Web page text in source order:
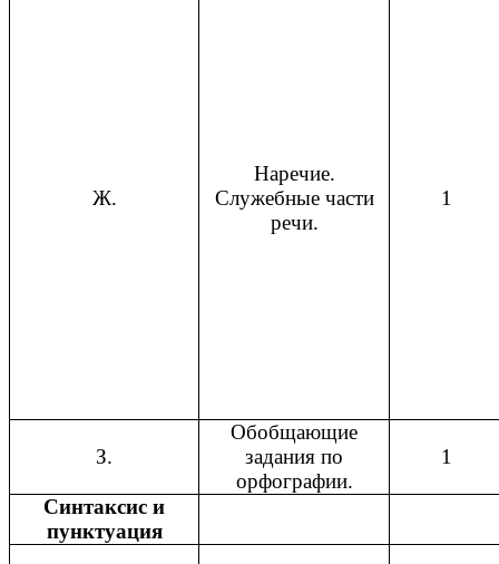
Ж.
Наречие.
Служебные части
речи.
1
З.
Обобщающие
задания по
орфографии.
1
Синтаксис и
пунктуация